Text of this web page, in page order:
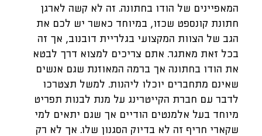
המאפיינים של הודו בחתונה. זה לא קשה לארגן
חתונת קונספט שכזו, במיוחד כאשר יש לכם את
הגב של הצוות המקצועי בגלריית דובנוב, אך זה
בכל זאת מאתגר. אתם צריכים למצוא דרך לבטא
את הודו בחתונה אך ברמה המאוזנת שגם אנשים
שאינם מתחברים יוכלו ליהנות. למשל תצטרכו
לדבר עם חברת הקייטרינג על מנת לבנות תפריט
מיוחד בעל אלמנטים הודיים אך שגם יתאים למי
שקארי חריף זה לא בדיוק הסגנון שלו. אך לא רק